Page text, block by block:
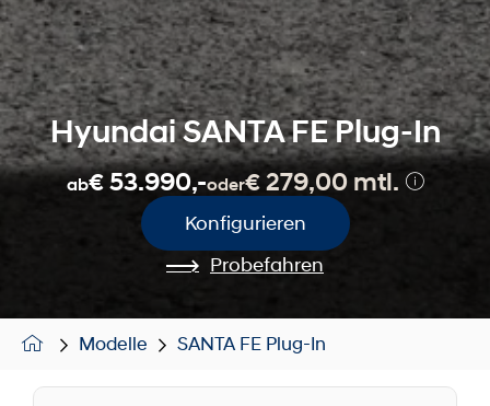
Hyundai SANTA FE Plug-In
ab€ 53.990,-oder€ 279,00 mtl.
Konfigurieren
Probefahren
Modelle SANTA FE Plug-In